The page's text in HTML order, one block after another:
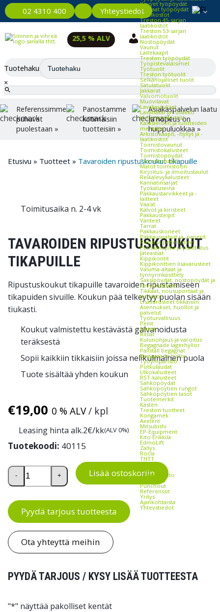
02 4310 400 Yhteystiedot
Kevyet työpöydät
Raskaat työpöydät
Laatikostot
Treston 45-sarjan
laatikostot
Treston 53-sarjan
laatikostot
Nostopöydät
Vaunut
Laitekaapit
Treston työpöydät
Työpistevalaisimet
Työtuolit
Treston työtuolit
Selkänojalliset tuolit
Satulatuolit
Jakkarat
Valvomotuolit
Muovilavat
Lavakaulukset
Lavahäkki ja rullakko
Hyllyt ja väliritilät
Kalusteiden ja tuotteiden
merkintä
Arkistokaapit, -hyllyt ja -
laatikostot
Toimistovaunut
Toimistokalusteet
Toimistopöydät
Toimistotuolit
Matot toimistoon
Kirjoitus- ja ilmoitustaulut
Reikälevykalusteet
Kannatinsarjat
Työkaluseinä
Pakkaustarvikkeet ja -
laitteet
Vaa'at
Kalvot ja kiristeet
Pakkausteipit
Vanteet
Tarrat
Pakkauskoneet
Pakkauspahvit ja -paperit
Pussit ja pehmusteet
Puhtaanapito ja puhdistus
Jäteastiat
Kippikontit
Kippikonttien lisävarusteet
Valuma-altaat ja
tynnyrinkäsittely
Saksipöydät, nostopöydät ja
kevytnostimet
Tikkaat, nousuportaat ja
työtasot
Lisävarusteet tikkaisiin
Asennukset, huollot ja
palvelut
Työturvallisuus
Peilit
Matot
Ritilät
Kulunohjaus ja varoitus
Begagnade lagerhyllor
Pallställ begagnat
Begagnade hyllor
Työympäristö
Potkulaudat
Ulkokalusteet
RST-kalusteet
Sähköpöydät
Sähköpöytien rungot
Sähköpöytien tasot
Tuotemerkit
Kasten
Treston tuotteet
Kongamek
Axelent
Mitsubishi
EP-Equipment
Kito Erikkilä
EdmoLift
Zallys
Rocla
THTT
Palvelut
Asennus
Trukkihuolto
Vuokraus
Punchout
Referenssit
Yritys
Ajankohtaista
Yhteystiedot
25,5 % ALV
Tuotehaku
×
Referenssimme
puhuvat
puolestaan »
Panostamme
kotimaisiin
tuotteisiin »
Asiakaspalvelun laatu
ja nopeus on
huippuluokkaa »
Etusivu » Tuotteet » Tavaroiden ripustuskoukut tikapuille
Toimitusaika n. 2-4 vk
TAVAROIDEN RIPUSTUSKOUKUT
TIKAPUILLE
Ripustuskoukut tikapuille tavaroiden ripustamiseen
tikapuiden sivuille. Koukun pää telkeytyy puolan sisään
tiukasti.
Koukut valmistettu kestävästä galvanoidusta
teräksestä
Sopii kaikkiin tikkaisiin joissa nelikulmainen puola
Tuote sisältää yhden koukun
€19,00 0 % ALV/ kpl
Leasing hinta alk.2€/kk(ALV 0%)
Tuotekoodi: 40115
Tavaroiden ripustuskoukut tikapuille määrä
- + Lisää ostoskoriin
Pyydä tarjous tuotteesta
Ota yhteyttä meihin
PYYDÄ TARJOUS / KYSY LISÄÄ TUOTTEESTA
"*" näyttää pakolliset kentät